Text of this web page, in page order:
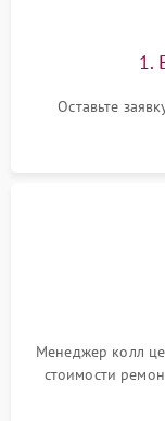
Не работают
1.
Оставьте
Менеджер колл
стоимости